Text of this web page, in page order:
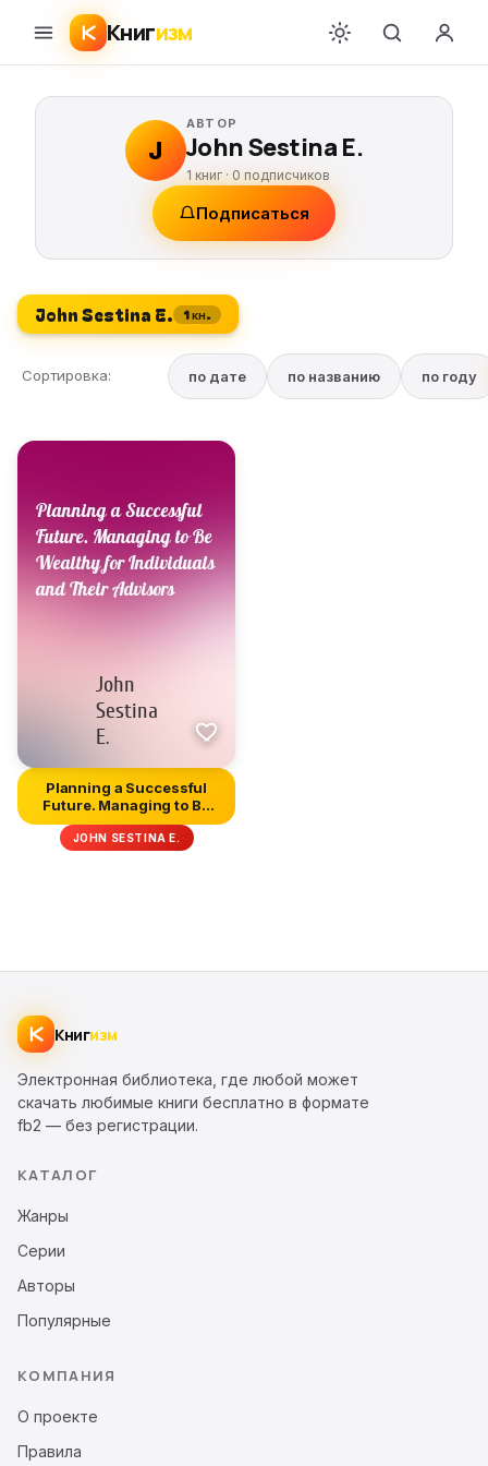
Книгизм
J
АВТОР
John Sestina E.
1 книг · 0 подписчиков
Подписаться
John Sestina E. 1 кн.
Сортировка: по дате по названию по году
Planning a Successful
Future. Managing to Be
Wealt...
JOHN SESTINA E.
Книгизм
Электронная библиотека, где любой может
скачать любимые книги бесплатно в формате
fb2 — без регистрации.
КАТАЛОГ
Жанры
Серии
Авторы
Популярные
КОМПАНИЯ
О проекте
Правила